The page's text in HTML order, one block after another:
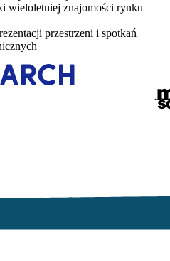
wieloletniej znajomości rynku
przestrzeni i spotkań